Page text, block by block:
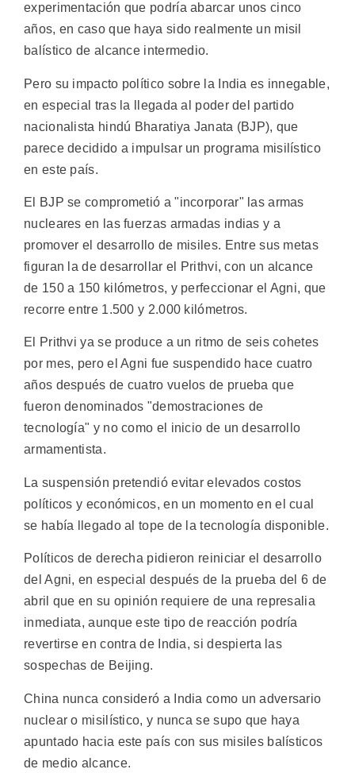
experimentación que podría abarcar unos cinco
años, en caso que haya sido realmente un misil
balístico de alcance intermedio.
Pero su impacto político sobre la India es innegable,
en especial tras la llegada al poder del partido
nacionalista hindú Bharatiya Janata (BJP), que
parece decidido a impulsar un programa misilístico
en este país.
El BJP se comprometió a "incorporar" las armas
nucleares en las fuerzas armadas indias y a
promover el desarrollo de misiles. Entre sus metas
figuran la de desarrollar el Prithvi, con un alcance
de 150 a 150 kilómetros, y perfeccionar el Agni, que
recorre entre 1.500 y 2.000 kilómetros.
El Prithvi ya se produce a un ritmo de seis cohetes
por mes, pero el Agni fue suspendido hace cuatro
años después de cuatro vuelos de prueba que
fueron denominados "demostraciones de
tecnología" y no como el inicio de un desarrollo
armamentista.
La suspensión pretendió evitar elevados costos
políticos y económicos, en un momento en el cual
se había llegado al tope de la tecnología disponible.
Políticos de derecha pidieron reiniciar el desarrollo
del Agni, en especial después de la prueba del 6 de
abril que en su opinión requiere de una represalia
inmediata, aunque este tipo de reacción podría
revertirse en contra de India, si despierta las
sospechas de Beijing.
China nunca consideró a India como un adversario
nuclear o misilístico, y nunca se supo que haya
apuntado hacia este país con sus misiles balísticos
de medio alcance.